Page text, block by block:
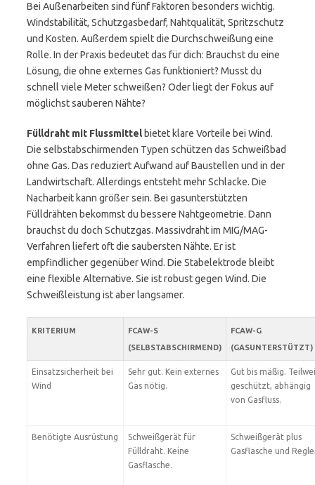
Bei Außenarbeiten sind fünf Faktoren besonders wichtig.
Windstabilität, Schutzgasbedarf, Nahtqualität, Spritzschutz
und Kosten. Außerdem spielt die Durchschweißung eine
Rolle. In der Praxis bedeutet das für dich: Brauchst du eine
Lösung, die ohne externes Gas funktioniert? Musst du
schnell viele Meter schweißen? Oder liegt der Fokus auf
möglichst sauberen Nähte?
Fülldraht mit Flussmittelbietet klare Vorteile bei Wind.
Die selbstabschirmenden Typen schützen das Schweißbad
ohne Gas. Das reduziert Aufwand auf Baustellen und in der
Landwirtschaft. Allerdings entsteht mehr Schlacke. Die
Nacharbeit kann größer sein. Bei gasunterstützten
Fülldrähten bekommst du bessere Nahtgeometrie. Dann
brauchst du doch Schutzgas. Massivdraht im MIG/MAG-
Verfahren liefert oft die saubersten Nähte. Er ist
empfindlicher gegenüber Wind. Die Stabelektrode bleibt
eine flexible Alternative. Sie ist robust gegen Wind. Die
Schweißleistung ist aber langsamer.
KRITERIUM
FCAW-S
(SELBSTABSCHIRMEND)
FCAW-G
(GASUNTERSTÜTZT)
Einsatzsicherheit bei
Wind
Sehr gut. Kein externes
Gas nötig.
Gut bis mäßig.
geschützt, abhängig
von Gasfluss.
Benötigte Ausrüstung
Schweißgerät für
Fülldraht. Keine
Gasflasche.
Schweißgerät plus
Gasflasche und